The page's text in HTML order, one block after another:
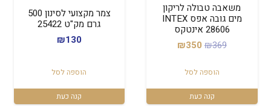
משאבה טבולה לריקון
מים גובה אפס INTEX
28606 אינטקס
₪369
המחיר
היה:
₪369.
₪350
₪350.
הוספה לסל
קנה כעת
צמר מקצועי לסינון 500
גרם מק"ט 25422
₪130
הוספה לסל
קנה כעת